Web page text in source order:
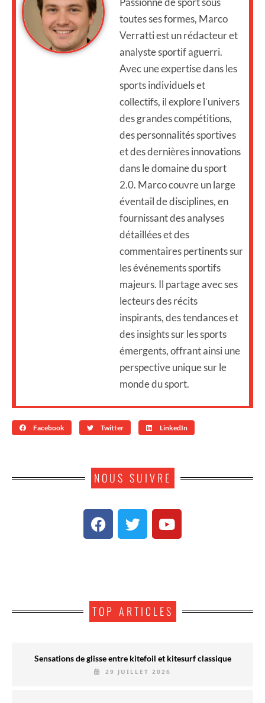
toutes ses formes, Marco
Verratti est un rédacteur et
analyste sportif aguerri.
Avec une expertise dans les
sports individuels et
collectifs, il explore l'univers
des grandes compétitions,
des personnalités sportives
et des dernières innovations
dans le domaine du sport
2.0. Marco couvre un large
éventail de disciplines, en
fournissant des analyses
détaillées et des
commentaires pertinents sur
les événements sportifs
majeurs. Il partage avec ses
lecteurs des récits
inspirants, des tendances et
des insights sur les sports
émergents, offrant ainsi une
perspective unique sur le
monde du sport.
Facebook Twitter LinkedIn
NOUS SUIVRE
TOP ARTICLES
Sensations de glisse entre kitefoil et kitesurf classique
29 JUILLET 2026